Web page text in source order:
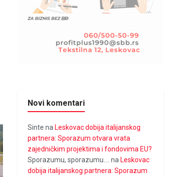
Novi komentari
Sinte na Leskovac dobija italijanskog
partnera: Sporazum otvara vrata
zajedničkim projektima i fondovima EU?
Sporazumu, sporazumu.... na Leskovac
dobija italijanskog partnera: Sporazum